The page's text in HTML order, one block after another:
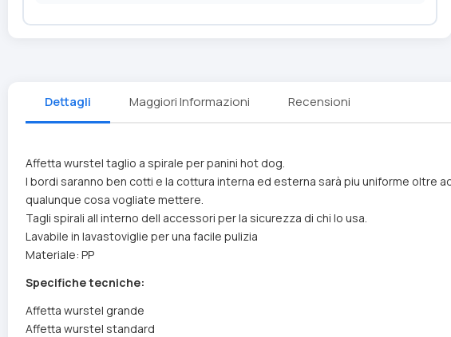
Dettagli Maggiori Informazioni Recensioni
Affetta wurstel taglio a spirale per panini hot dog.
I bordi saranno ben cotti e la cottura interna ed esterna sarà piu uniforme
qualunque cosa vogliate mettere.
Tagli spirali all interno dell accessori per la sicurezza di chi lo usa.
Lavabile in lavastoviglie per una facile pulizia
Materiale: PP
Specifiche tecniche:
Affetta wurstel grande
Affetta wurstel standard